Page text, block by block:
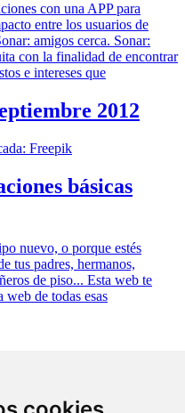
con una APP para
entre los usuarios de
amigos cerca. Sonar:
con la finalidad de encontrar
e intereses que
2012
Freepik
básicas
nuevo, o porque estés
tus padres, hermanos,
de piso... Esta web te
web de todas esas